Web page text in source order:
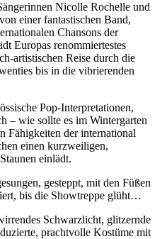
Nicolle Rochelle und
einer fantastischen Band,
Chansons der
Europas renommiertestes
artistischen Reise durch die
bis in die vibrierenden
Pop-Interpretationen,
– wie sollte es im Wintergarten
Fähigkeiten der international
einen kurzweiligen,
einlädt.
gesteppt, mit den Füßen
bis die Showtreppe glüht…
Schwarzlicht, glitzernde
prachtvolle Kostüme mit